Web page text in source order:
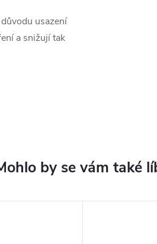
usazení
a snižují tak